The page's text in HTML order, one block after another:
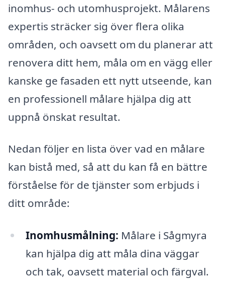
inomhus- och utomhusprojekt. Målarens
expertis sträcker sig över flera olika
områden, och oavsett om du planerar att
renovera ditt hem, måla om en vägg eller
kanske ge fasaden ett nytt utseende, kan
en professionell målare hjälpa dig att
uppnå önskat resultat.
Nedan följer en lista över vad en målare
kan bistå med, så att du kan få en bättre
förståelse för de tjänster som erbjuds i
ditt område:
Inomhusmålning: Målare i Sågmyra
kan hjälpa dig att måla dina väggar
och tak, oavsett material och färgval.